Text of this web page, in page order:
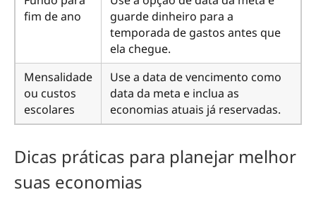
fim de ano
guarde dinheiro para a
temporada de gastos antes que
ela chegue.
Mensalidade
ou custos
escolares
Use a data de vencimento como
data da meta e inclua as
economias atuais já reservadas.
Dicas práticas para planejar melhor
suas economias